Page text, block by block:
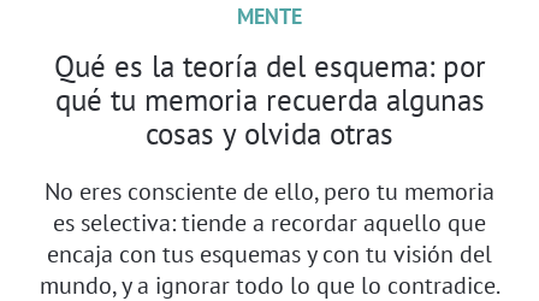
MENTE
Qué es la teoría del esquema: por
qué tu memoria recuerda algunas
cosas y olvida otras
No eres consciente de ello, pero tu memoria
es selectiva: tiende a recordar aquello que
encaja con tus esquemas y con tu visión del
mundo, y a ignorar todo lo que lo contradice.